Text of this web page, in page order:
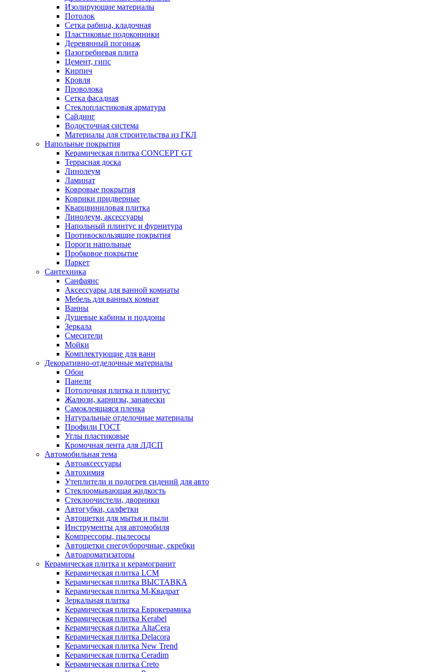
Изолирующие материалы
Потолок
Сетка рабица, кладочная
Пластиковые подоконники
Деревянный погонаж
Пазогребневая плита
Цемент, гипс
Кирпич
Кровля
Проволока
Сетка фасадная
Стеклопластиковая арматура
Сайдинг
Водосточная система
Материалы для строительства из ГКЛ
Напольные покрытия
Керамическая плитка CONCEPT GT
Террасная доска
Линолеум
Ламинат
Ковровые покрытия
Коврики придверные
Кварцвиниловая плитка
Линолеум, аксессуары
Напольный плинтус и фурнитура
Противоскользящие покрытия
Пороги напольные
Пробковое покрытие
Паркет
Сантехника
Санфаянс
Аксессуары для ванной комнаты
Мебель для ванных комнат
Ванны
Душевые кабины и поддоны
Зеркала
Смесители
Мойки
Комплектующие для ванн
Декоративно-отделочные материалы
Обои
Панели
Потолочная плитка и плинтус
Жалюзи, карнизы, занавески
Самоклеящаяся пленка
Натуральные отделочные материалы
Профили ГОСТ
Углы пластиковые
Кромочная лента для ЛДСП
Автомобильная тема
Автоаксессуары
Автохимия
Утеплители и подогрев сидений для авто
Стеклоомывающая жидкость
Стеклоочистели, дворники
Автогубки, салфетки
Автощетки для мытья и пыли
Инструменты для автомобиля
Компрессоры, пылесосы
Автощетки снегоуборочные, скребки
Автоароматизаторы
Керамическая плитка и керамогранит
Керамическая плитка LCM
Керамическая плитка ВЫСТАВКА
Керамическая плитка М-Квадрат
Зеркальная плитка
Керамическая плитка Еврокерамика
Керамическая плитка Kerabel
Керамическая плитка AltaCera
Керамическая плитка Delacora
Керамическая плитка New Trend
Керамическая плитка Ceradim
Керамическая плитка Creto